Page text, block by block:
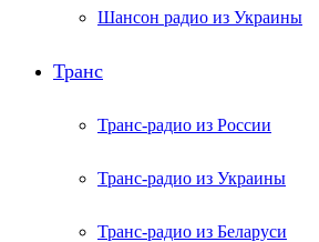
Шансон радио из Украины
Транс
Транс-радио из России
Транс-радио из Украины
Транс-радио из Беларуси